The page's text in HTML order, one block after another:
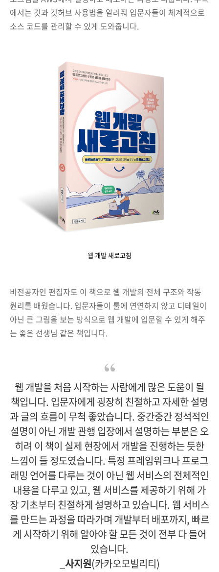
에서는 깃과 깃허브 사용법을 알려줘 입문자들이 체계적으로
소스 코드를 관리할 수 있게 도와줍니다.
웹 개발 새로고침
비전공자인 편집자도 이 책으로 웹 개발의 전체 구조와 작동
원리를 배웠습니다. 입문자들이 툴에 연연하지 않고 디테일이
아닌 큰 그림을 보는 방식으로 웹 개발에 입문할 수 있게 해주
는 좋은 선생님 같은 책입니다.
웹 개발을 처음 시작하는 사람에게 많은 도움이 될
책입니다. 입문자에게 굉장히 친절하고 자세한 설명
과 글의 흐름이 무척 좋았습니다. 중간중간 정석적인
설명이 아닌 개발 관행 입장에서 설명하는 부분은 오
히려 이 책이 실제 현장에서 개발을 진행하는 듯한
느낌이 들 정도였습니다. 특정 프레임워크나 프로그
래밍 언어를 다루는 것이 아닌 웹 서비스의 전체적인
내용을 다루고 있고, 웹 서비스를 제공하기 위해 가
장 기초부터 친절하게 설명하고 있습니다. 웹 서비스
를 만드는 과정을 따라가며 개발부터 배포까지, 빠르
게 시작하기 위해 알아야 할 모든 것이 전부 다 들어
있습니다.
사지원(카카오모빌리티)